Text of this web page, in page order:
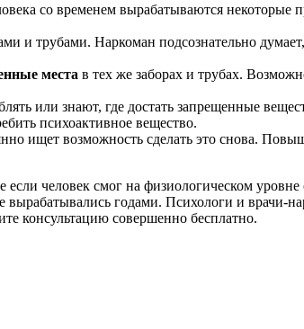
со временем вырабатываются
и трубами. Наркоман подсознательно
места в тех же заборах и трубах.
или знают, где достать запрещенные
психоактивное вещество.
ищет возможность сделать это снова.
если человек смог на физиологическом уровне
вырабатывались годами. Психологи и врачи-
консультацию совершенно бесплатно.